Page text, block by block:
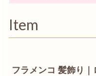
Item
フラメンコ 髪飾り